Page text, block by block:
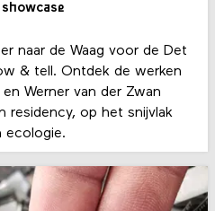
naar de Waag voor de Det
& tell. Ontdek de werken
Werner van der Zwan
residency, op het snijvlak
ecologie.